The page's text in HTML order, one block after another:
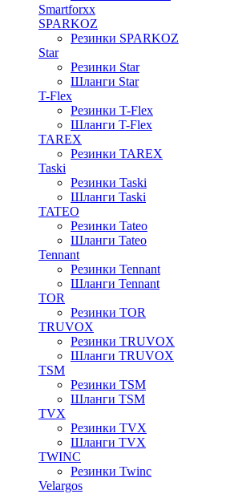
Smartforxx
SPARKOZ
Резинки SPARKOZ
Star
Резинки Star
Шланги Star
T-Flex
Резинки T-Flex
Шланги T-Flex
TAREX
Резинки TAREX
Taski
Резинки Taski
Шланги Taski
TATEO
Резинки Tateo
Шланги Tateo
Tennant
Резинки Tennant
Шланги Tennant
TOR
Резинки TOR
TRUVOX
Резинки TRUVOX
Шланги TRUVOX
TSM
Резинки TSM
Шланги TSM
TVX
Резинки TVX
Шланги TVX
TWINC
Резинки Twinc
Velargos